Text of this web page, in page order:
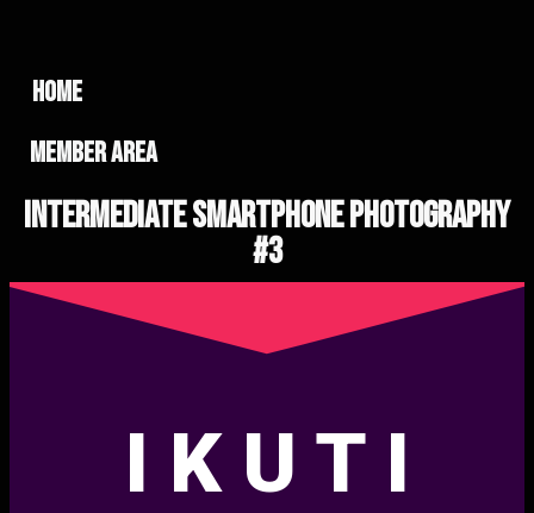
home
member area
Intermediate Smartphone Photography
#3
I K U T I